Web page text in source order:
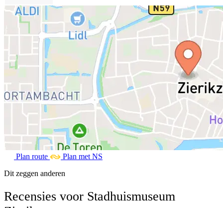
Plan route
Plan met NS
Dit zeggen anderen
Recensies voor Stadhuismuseum